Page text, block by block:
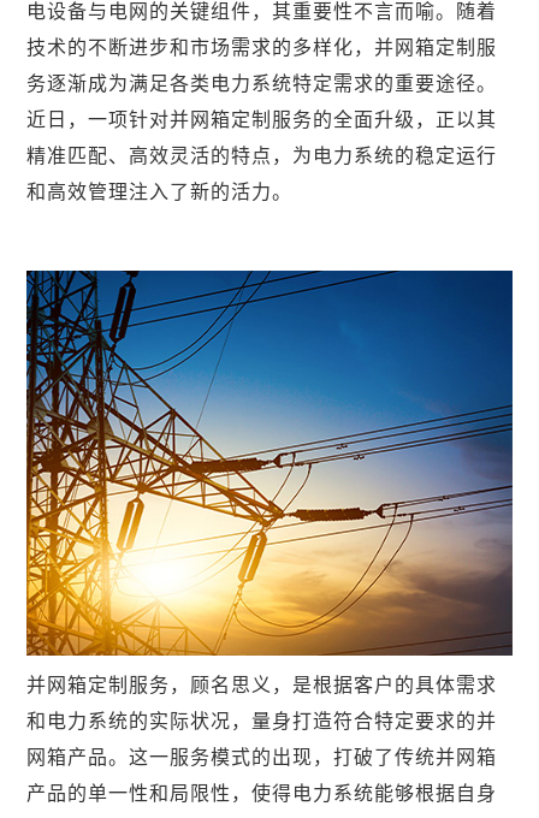
电设备与电网的关键组件，其重要性不言而喻。随着
技术的不断进步和市场需求的多样化，并网箱定制服
务逐渐成为满足各类电力系统特定需求的重要途径。
近日，一项针对并网箱定制服务的全面升级，正以其
精准匹配、高效灵活的特点，为电力系统的稳定运行
和高效管理注入了新的活力。
并网箱定制服务，顾名思义，是根据客户的具体需求
和电力系统的实际状况，量身打造符合特定要求的并
网箱产品。这一服务模式的出现，打破了传统并网箱
产品的单一性和局限性，使得电力系统能够根据自身